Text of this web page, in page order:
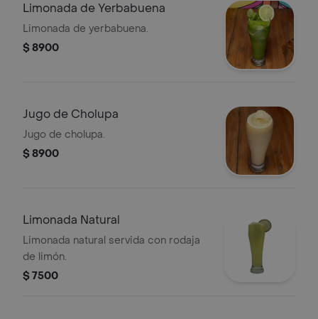
Limonada de Yerbabuena
Limonada de yerbabuena.
$ 8900
Jugo de Cholupa
Jugo de cholupa.
$ 8900
Limonada Natural
Limonada natural servida con rodaja
de limón.
$ 7500